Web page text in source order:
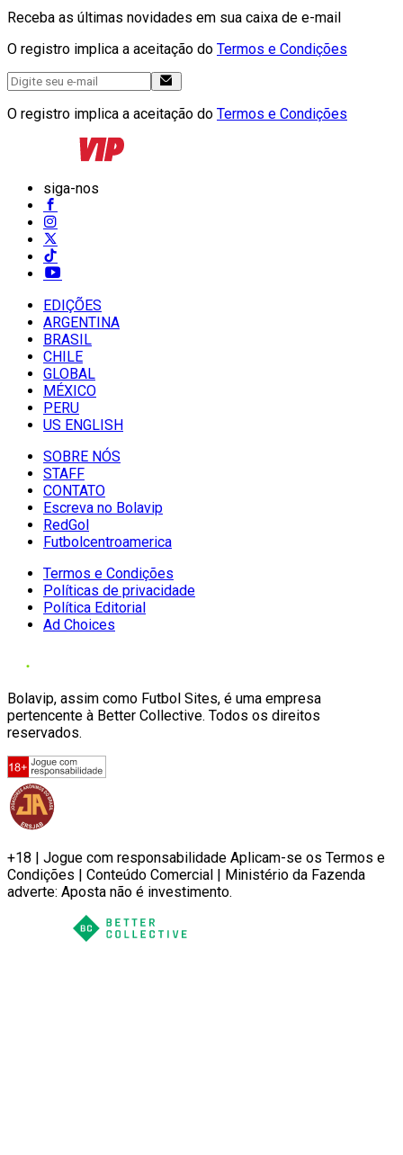
Receba as últimas novidades em sua caixa de e-mail
O registro implica a aceitação do Termos e Condições
O registro implica a aceitação do Termos e Condições
siga-nos
EDIÇÕES
ARGENTINA
BRASIL
CHILE
GLOBAL
MÉXICO
PERU
US ENGLISH
SOBRE NÓS
STAFF
CONTATO
Escreva no Bolavip
RedGol
Futbolcentroamerica
Termos e Condições
Políticas de privacidade
Política Editorial
Ad Choices
Bolavip, assim como Futbol Sites, é uma empresa
pertencente à Better Collective. Todos os direitos
reservados.
+18 | Jogue com responsabilidade Aplicam-se os Termos e
Condições | Conteúdo Comercial | Ministério da Fazenda
adverte: Aposta não é investimento.